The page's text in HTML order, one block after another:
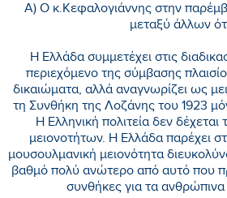
Α) Ο κ.Κεφαλογιάννης στην
μεταξύ άλλων
Η Ελλάδα συμμετέχει στις
περιεχόμενο της σύμβασης
δικαιώματα, αλλά αναγνωρίζει ως
τη Συνθήκη της Λοζάνης του 1923
Η Ελληνική πολιτεία δεν
μειονοτήτων. Η Ελλάδα παρέχει
μουσουλμανική μειονότητα
βαθμό πολύ ανώτερο από αυτό που
συνθήκες για τα